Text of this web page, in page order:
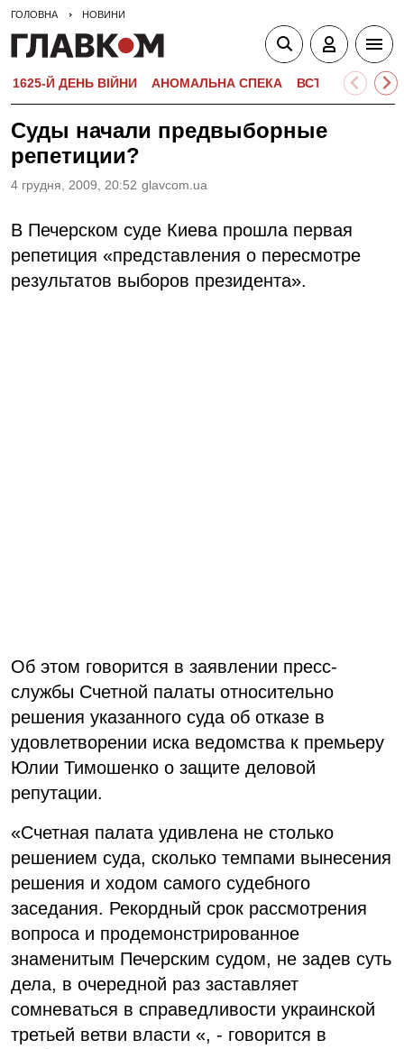
ГОЛОВНА НОВИНИ
1625-Й ДЕНЬ ВІЙНИ АНОМАЛЬНА СПЕКА ВСТУПНА
Суды начали предвыборные
репетиции?
4 грудня, 2009, 20:52 glavcom.ua
В Печерском суде Киева прошла первая
репетиция «представления о пересмотре
результатов выборов президента».
Об этом говорится в заявлении пресс-
службы Счетной палаты относительно
решения указанного суда об отказе в
удовлетворении иска ведомства к премьеру
Юлии Тимошенко о защите деловой
репутации.
«Счетная палата удивлена не столько
решением суда, сколько темпами вынесения
решения и ходом самого судебного
заседания. Рекордный срок рассмотрения
вопроса и продемонстрированное
знаменитым Печерским судом, не задев суть
дела, в очередной раз заставляет
сомневаться в справедливости украинской
третьей ветви власти «, - говорится в